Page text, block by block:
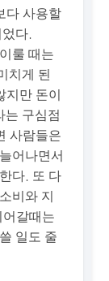
다 사용할
다.
룰 때는
치게 된
만 돈이
는 구심점
사람들은
어나면서
다. 또 다
비와 지
갈때는
일도 줄